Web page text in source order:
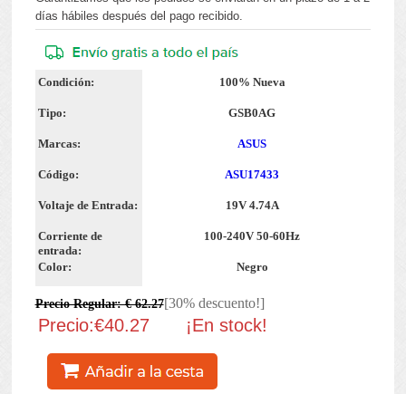
días hábiles después del pago recibido.
Condición: 100% Nueva
Tipo: GSB0AG
Marcas: ASUS
Código: ASU17433
Voltaje de Entrada: 19V 4.74A
Corriente de
entrada:
100-240V 50-60Hz
Color: Negro
Precio Regular: € 62.27[30% descuento!]
Precio:€40.27 ¡En stock!